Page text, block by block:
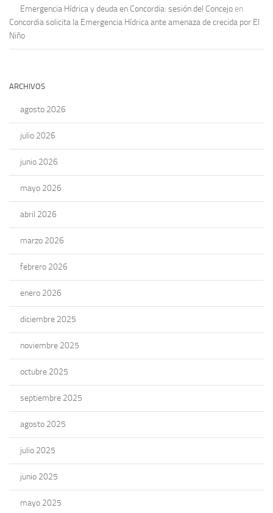
Emergencia Hídrica y deuda en Concordia: sesión del Concejo en
Concordia solicita la Emergencia Hídrica ante amenaza de crecida por El
Niño
ARCHIVOS
agosto 2026
julio 2026
junio 2026
mayo 2026
abril 2026
marzo 2026
febrero 2026
enero 2026
diciembre 2025
noviembre 2025
octubre 2025
septiembre 2025
agosto 2025
julio 2025
junio 2025
mayo 2025